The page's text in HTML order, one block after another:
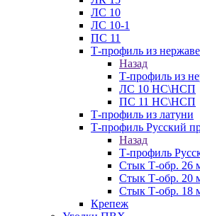
ЛС 10
ЛС 10-1
ПС 11
Т-профиль из
Назад
Т-профиль из
ЛС 10 НС\НСП
ПС 11 НС\НСП
Т-профиль из латуни
Т-профиль Русский
Назад
Т-профиль
Стык Т-обр. 26
Стык Т-обр. 20
Стык Т-обр. 18
Крепеж